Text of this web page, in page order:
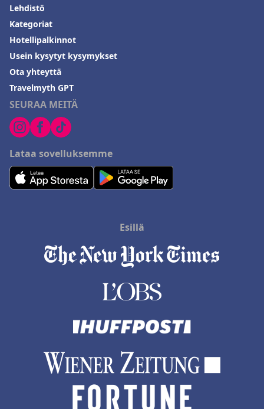
SEURAA MEITÄ
Lataa sovelluksemme
Lehdistö
Kategoriat
Hotellipalkinnot
Usein kysytyt kysymykset
Ota yhteyttä
Travelmyth GPT
Esillä